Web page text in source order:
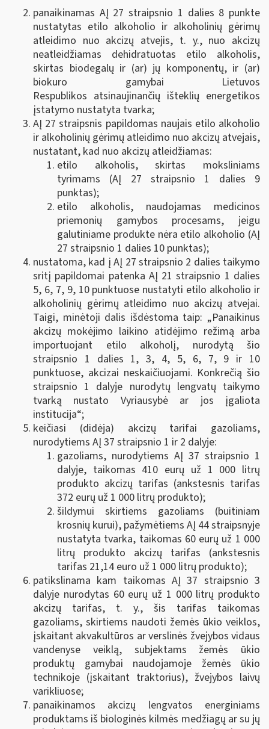
panaikinamas AĮ 27 straipsnio 1 dalies 8 punkte
nustatytas etilo alkoholio ir alkoholinių gėrimų
atleidimo nuo akcizų atvejis, t. y., nuo akcizų
neatleidžiamas dehidratuotas etilo alkoholis,
skirtas biodegalų ir (ar) jų komponentų, ir (ar)
biokuro gamybai Lietuvos
Respublikos atsinaujinančių išteklių energetikos
įstatymo nustatyta tvarka;
AĮ 27 straipsnis papildomas naujais etilo alkoholio
ir alkoholinių gėrimų atleidimo nuo akcizų atvejais,
nustatant, kad nuo akcizų atleidžiamas:
etilo alkoholis, skirtas moksliniams
tyrimams (AĮ 27 straipsnio 1 dalies 9
punktas);
etilo alkoholis, naudojamas medicinos
priemonių gamybos procesams, jeigu
galutiniame produkte nėra etilo alkoholio (AĮ
27 straipsnio 1 dalies 10 punktas);
nustatoma, kad į AĮ 27 straipsnio 2 dalies taikymo
sritį papildomai patenka AĮ 21 straipsnio 1 dalies
5, 6, 7, 9, 10 punktuose nustatyti etilo alkoholio ir
alkoholinių gėrimų atleidimo nuo akcizų atvejai.
Taigi, minėtoji dalis išdėstoma taip: „Panaikinus
akcizų mokėjimo laikino atidėjimo režimą arba
importuojant etilo alkoholį, nurodytą šio
straipsnio 1 dalies 1, 3, 4, 5, 6, 7, 9 ir 10
punktuose, akcizai neskaičiuojami. Konkrečią šio
straipsnio 1 dalyje nurodytų lengvatų taikymo
tvarką nustato Vyriausybė ar jos įgaliota
institucija“;
keičiasi (didėja) akcizų tarifai gazoliams,
nurodytiems AĮ 37 straipsnio 1 ir 2 dalyje:
gazoliams, nurodytiems AĮ 37 straipsnio 1
dalyje, taikomas 410 eurų už 1 000 litrų
produkto akcizų tarifas (ankstesnis tarifas
372 eurų už 1 000 litrų produkto);
šildymui skirtiems gazoliams (buitiniam
krosnių kurui), pažymėtiems AĮ 44 straipsnyje
nustatyta tvarka, taikomas 60 eurų už 1 000
litrų produkto akcizų tarifas (ankstesnis
tarifas 21,14 euro už 1 000 litrų produkto);
patikslinama kam taikomas AĮ 37 straipsnio 3
dalyje nurodytas 60 eurų už 1 000 litrų produkto
akcizų tarifas, t. y., šis tarifas taikomas
gazoliams, skirtiems naudoti žemės ūkio veiklos,
įskaitant akvakultūros ar verslinės žvejybos vidaus
vandenyse veiklą, subjektams žemės ūkio
produktų gamybai naudojamoje žemės ūkio
technikoje (įskaitant traktorius), žvejybos laivų
varikliuose;
panaikinamos akcizų lengvatos energiniams
produktams iš biologinės kilmės medžiagų ar su jų